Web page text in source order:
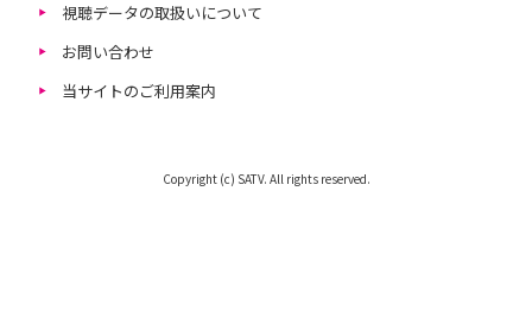
視聴データの取扱いについて
お問い合わせ
当サイトのご利用案内
Copyright (c) SATV. All rights reserved.